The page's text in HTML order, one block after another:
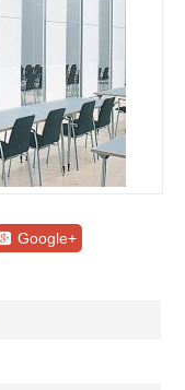
Google+